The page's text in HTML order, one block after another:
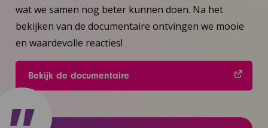
wat we samen nog beter kunnen doen. Na het
bekijken van de documentaire ontvingen we mooie
en waardevolle reacties!
Bekijk de documentaire